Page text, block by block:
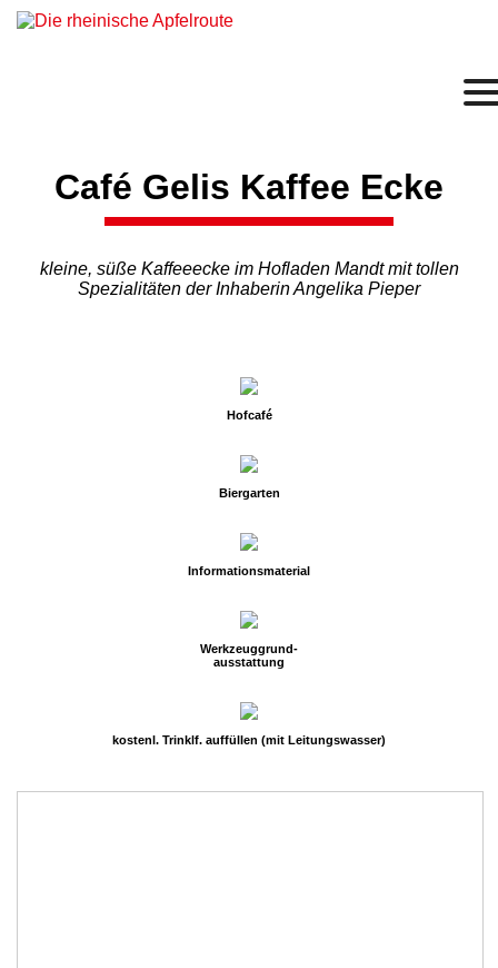
Café Gelis Kaffee Ecke
kleine, süße Kaffeeecke im Hofladen Mandt mit tollen
Spezialitäten der Inhaberin Angelika Pieper
Hofcafé
Biergarten
Informationsmaterial
Werkzeuggrund-
ausstattung
kostenl. Trinklf. auffüllen (mit Leitungswasser)